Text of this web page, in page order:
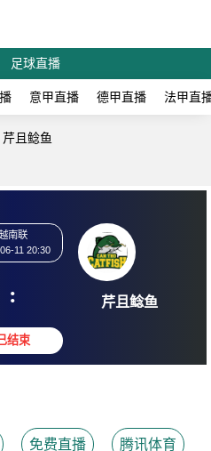
足球直播
意甲直播 德甲直播 法甲直
且鲶鱼
2026-06-11 20:30
: 芹且
免费直播 腾讯体育